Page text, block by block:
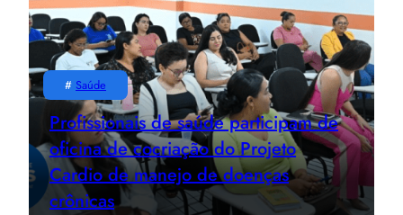
# Saúde
Profissionais de saúde participam de
oficina de cocriação do Projeto
Cardio de manejo de doenças
crônicas